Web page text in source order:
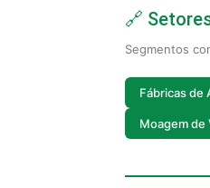
🔗
Segmentos
Fábricas de
Moagem de